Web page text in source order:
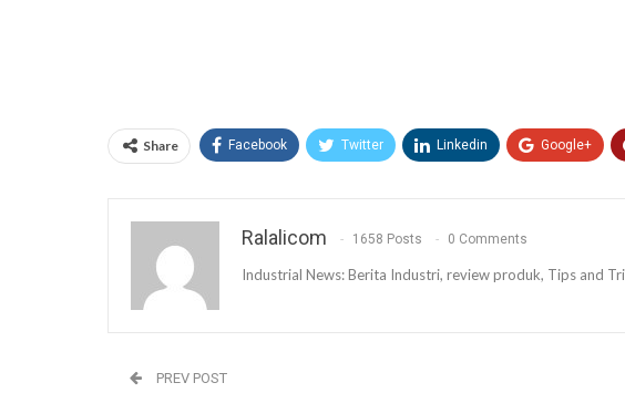
Share Facebook Twitter Linkedin Google+
Ralalicom 1658 Posts 0 Comments
Industrial News: Berita Industri, review produk, Tips and
PREV POST